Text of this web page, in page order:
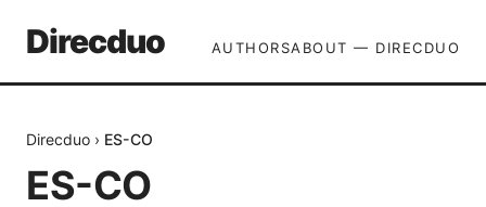
Direcduo AUTHORSABOUT — DIRECDUO
Direcduo › ES-CO
ES-CO